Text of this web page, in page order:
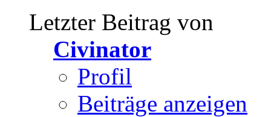
Letzter Beitrag von
Civinator
Profil
Beiträge anzeigen